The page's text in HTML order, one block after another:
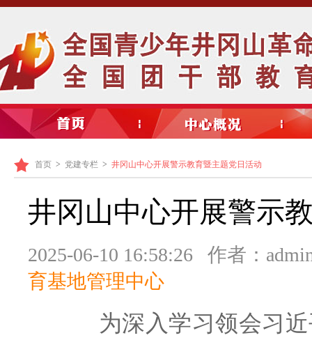
首页 > 党建专栏 > 井冈山中心开展警示教育暨主题党日活动
井冈山中心开展警示
2025-06-10 16:58:26 作者：
育基地管理中心
为深入学习领会习近